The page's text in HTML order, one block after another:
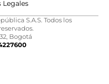
Legales
S.A.S. Todos los
Bogotá